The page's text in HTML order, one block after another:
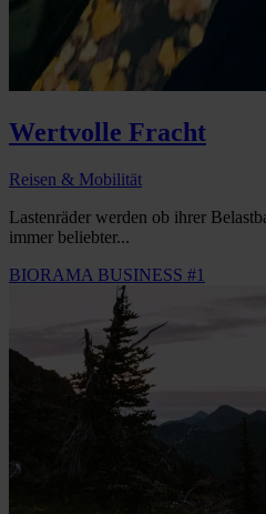
Wertvolle Fracht
Reisen & Mobilität
Lastenräder werden ob ihrer
immer beliebter...
BIORAMA BUSINESS #1